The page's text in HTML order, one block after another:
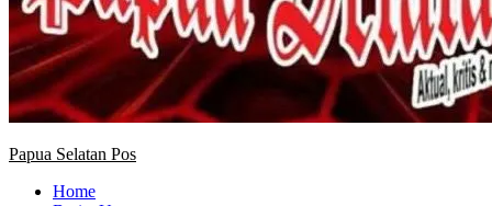
Papua Selatan Pos
Home